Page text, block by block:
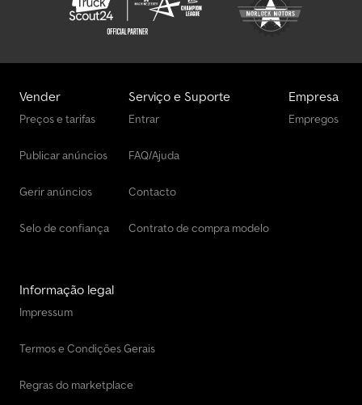
Vender
Preços e tarifas
Publicar anúncios
Gerir anúncios
Selo de confiança
Serviço e Suporte
Entrar
FAQ/Ajuda
Contacto
Contrato de compra modelo
Empresa
Empregos
Informação legal
Impressum
Termos e Condições Gerais
Regras do marketplace